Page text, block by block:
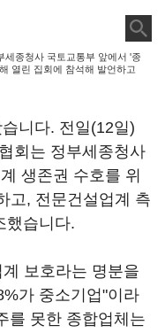
세종청사 국토교통부 앞에서 '종
열린 집회에 참석해 발언하고
니다. 전일(12일)
회는 정부세종청사
생존권 수호를 위
고, 전문건설업계 측
했습니다.
보호라는 명분을
가 중소기업"이라
를 못한 종합업체는